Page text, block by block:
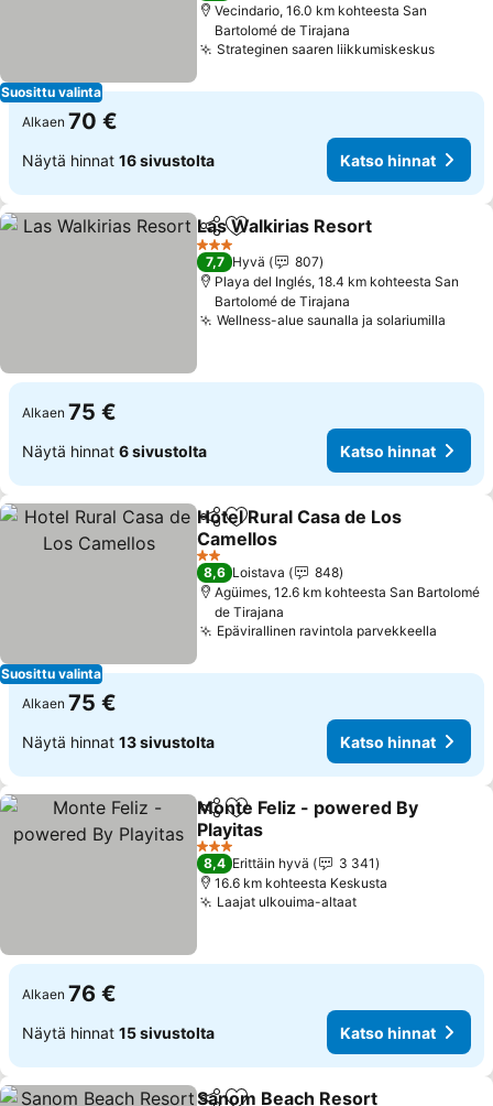
Suosittu valinta
Vecindario, 16.0 km kohteesta San
Bartolomé de Tirajana
Strateginen saaren liikkumiskeskus
Alkaen 70 €
Näytä hinnat 16 sivustolta Katso hinnat
Jaa Lisää suosikkeihin
Las Walkirias Resort
3 Tähtiluokitus
7,7 Hyvä
807
Playa del Inglés, 18.4 km kohteesta San
Bartolomé de Tirajana
Wellness-alue saunalla ja solariumilla
Alkaen 75 €
Näytä hinnat 6 sivustolta Katso hinnat
Suosittu valinta
Jaa Lisää suosikkeihin
Hotel Rural Casa de Los
Camellos
2 Tähtiluokitus
8,6 Loistava
848
Agüimes, 12.6 km kohteesta San Bartolomé
de Tirajana
Epävirallinen ravintola parvekkeella
Alkaen 75 €
Näytä hinnat 13 sivustolta Katso hinnat
Jaa Lisää suosikkeihin
Monte Feliz - powered By
Playitas
3 Tähtiluokitus
8,4 Erittäin hyvä
3 341
16.6 km kohteesta Keskusta
Laajat ulkouima-altaat
Alkaen 76 €
Näytä hinnat 15 sivustolta Katso hinnat
Sanom Beach Resort